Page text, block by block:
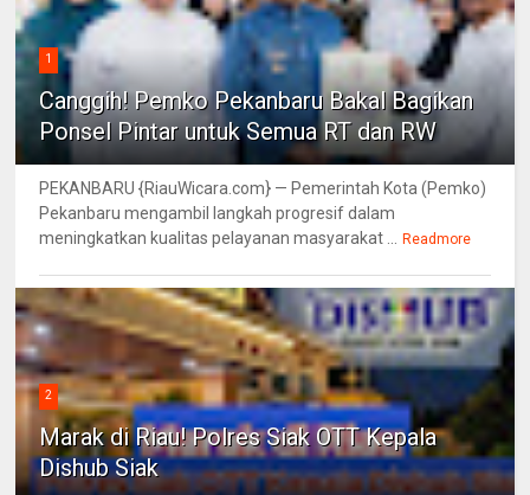
1
Canggih! Pemko Pekanbaru Bakal Bagikan
Ponsel Pintar untuk Semua RT dan RW
PEKANBARU {RiauWicara.com} — Pemerintah Kota (Pemko)
Pekanbaru mengambil langkah progresif dalam
meningkatkan kualitas pelayanan masyarakat ... Readmore
2
Marak di Riau! Polres Siak OTT Kepala
Dishub Siak